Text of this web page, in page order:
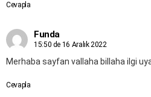
Cevapla
Funda
15:50 de 16 Aralık 2022
Merhaba sayfan vallaha billaha ilgi
Cevapla